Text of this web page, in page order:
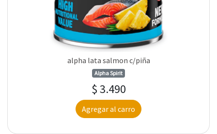
alpha lata salmon c/piña
Alpha Spirit
$ 3.490
Agregar al carro